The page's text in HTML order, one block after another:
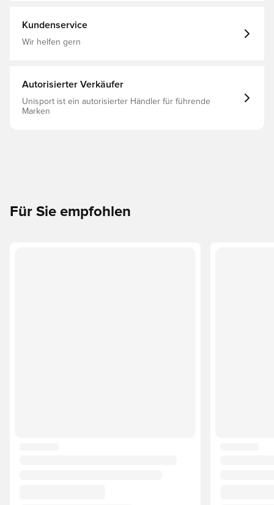
Kundenservice
Wir helfen gern
Autorisierter Verkäufer
Unisport ist ein autorisierter Händler für führende
Marken
Für Sie empfohlen